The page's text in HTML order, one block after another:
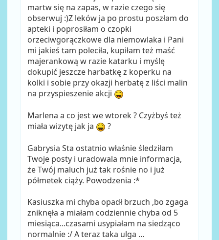
martw się na zapas, w razie czego się
obserwuj :)Z leków ja po prostu poszłam do
apteki i poprosiłam o czopki
orzeciwgorączkowe dla niemowlaka i Pani
mi jakieś tam poleciła, kupiłam też maść
majerankową w razie katarku i myślę
dokupić jeszcze harbatkę z koperku na
kolki i sobie przy okazji herbatę z liści malin
na przyspieszenie akcji
Marlena a co jest we wtorek ? Czyżbyś też
miała wizytę jak ja
?
Gabrysia Sta ostatnio właśnie śledziłam
Twoje posty i uradowala mnie informacja,
że Twój maluch już tak rośnie no i już
półmetek ciąży. Powodzenia :*
Kasiuszka mi chyba opadł brzuch ,bo zgaga
zniknęła a miałam codziennie chyba od 5
miesiąca...czasami usypiałam na siedząco
normalnie :/ A teraz taka ulga ...